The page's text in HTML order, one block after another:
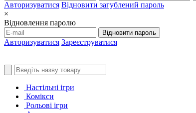
Авторизуватися Відновити загублений пароль
×
Відновлення паролю
Відновити пароль
Авторизуватися Зареєструватися
Настільні ігри
Комікси
Рольові ігри